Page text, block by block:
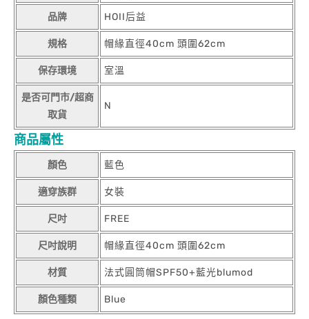
品牌 HOII后益
規格 帽緣直徑40cm 頭圍62cm
保存環境 室溫
是否可門市/超商
取貨
N
商品屬性
顏色 藍色
適穿族群 女裝
尺吋 FREE
尺吋說明 帽緣直徑40cm 頭圍62cm
材質 法式圓筒帽SPF50+藍光blumod
顏色種類 Blue